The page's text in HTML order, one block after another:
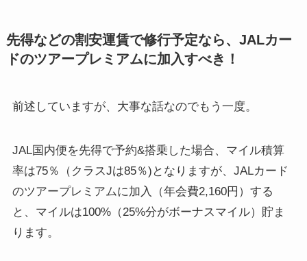
先得などの割安運賃で修行予定なら、JALカー
ドのツアープレミアムに加入すべき！
前述していますが、大事な話なのでもう一度。
JAL国内便を先得で予約&搭乗した場合、マイル積算
率は75％（クラスJは85％)となりますが、 JALカード
のツアープレミアムに加入（年会費2,160円）する
と、マイルは100%（25%分がボーナスマイル） 貯ま
ります。